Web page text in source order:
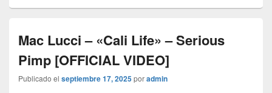
Mac Lucci – «Cali Life» – Serious
Pimp [OFFICIAL VIDEO]
Publicado el septiembre 17, 2025poradmin